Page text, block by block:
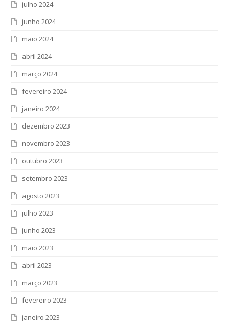
julho 2024
junho 2024
maio 2024
abril 2024
março 2024
fevereiro 2024
janeiro 2024
dezembro 2023
novembro 2023
outubro 2023
setembro 2023
agosto 2023
julho 2023
junho 2023
maio 2023
abril 2023
março 2023
fevereiro 2023
janeiro 2023